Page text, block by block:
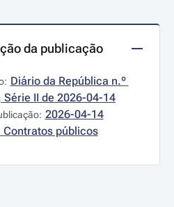
da publicação
Diário da República n.º
Série II de 2026-04-14
2026-04-14
Contratos públicos